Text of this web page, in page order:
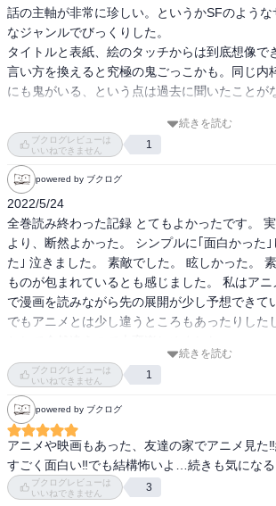
マの子供って感じがする。
わからないことが面白い
話の主軸が非常に珍しい。というかSFのよう
なジャンルでびっくりした。
タイトルと表紙、絵のタッチからは到底想像で
言い方を換えると究極の鬼ごっこかも。同じ内
にも鬼がいる、という点は過去に聞いたことが
最近の漫画は1巻でものすごい展開を迎えるの
だけで2展3展もしてて、今後の展開がどんなも
しの感覚ではあるが、まず1巻の壁、そのあと2
その突破がまずは主目的なのかもしれない。
閉鎖的空間から脱出する、と言うものであれば
ある。
・ヴィレッジ(2004)
・Prison Break(2005)
・進撃の巨人(2009)
・メイズランナー(2013)
・シャッターアイランド(2009)
だが前述した目的というか主軸がマジで珍しい
さが加速度的になっている。
ホラー映画を観てる感覚に陥るが、先が気にな
考えた人、けっこう思考回路バグってる
続きを読む
ブクログレビューは
いいねできません
1
powered by ブクログ
2022/5/24
全巻読み終わった記録 とてもよかったです。
より、断然よかった。 シンプルに｢面白かった
た｣ 泣きました。 素敵でした。 眩しかった。
ものが包まれているとも感じました。 私はア
で漫画を読みながら先の展開が少し予想できて
でもアニメとは少し違うところもあったりした
続きを読む
ブクログレビューは
いいねできません
1
powered by ブクログ
アニメや映画もあった、友達の家でアニメ見た
すごく面白い‼︎でも結構怖いよ…続きも気になる
ブクログレビューは
いいねできません
3